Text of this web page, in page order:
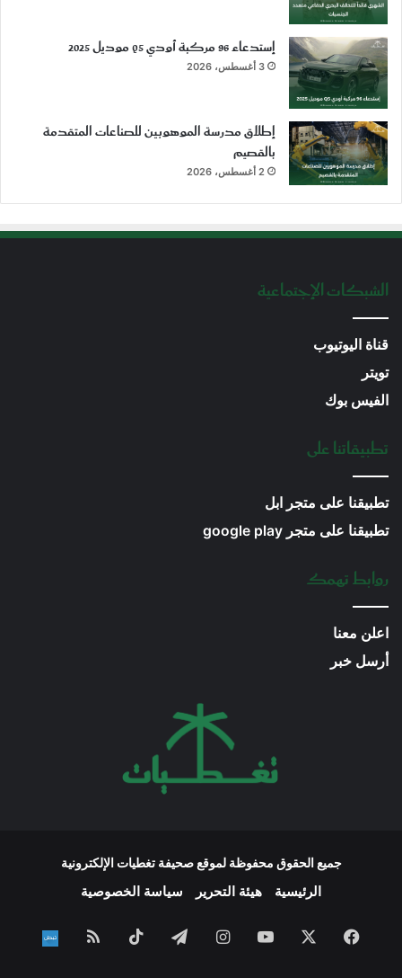
إستدعاء 96 مركبة أودي Q5 موديل 2025
3 أغسطس، 2026
إطلاق مدرسة الموهوبين للصناعات المتقدمة
بالقصيم
2 أغسطس، 2026
الشبكات الإجتماعية
قناة اليوتيوب
تويتر
الفيس بوك
تطبيقاتنا على
تطبيقنا على متجر ابل
تطبيقنا على متجر google play
روابط تهمك
اعلن معنا
أرسل خبر
جميع الحقوق محفوظة لموقع صحيفة تغطيات الإلكترونية
الرئيسية هيئة التحرير سياسة الخصوصية
فيسبوك ‫YouTubeانستقرامتيلقرام ‫TikTokملخص